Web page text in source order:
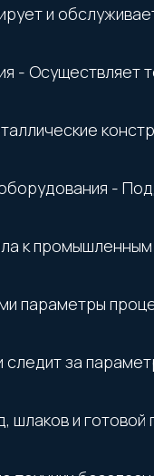
и
- Осуществляет
-
к промышленным
параметры
за
и готовой